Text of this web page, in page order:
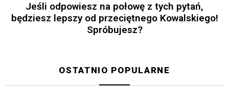
Jeśli odpowiesz na połowę z tych pytań,
będziesz lepszy od przeciętnego Kowalskiego!
Spróbujesz?
OSTATNIO POPULARNE